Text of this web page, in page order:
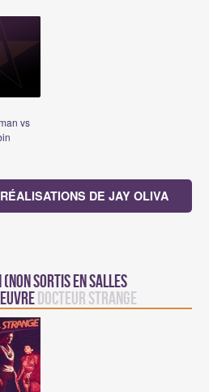
vs
DE JAY OLIVA
sortis en salles
Docteur Strange